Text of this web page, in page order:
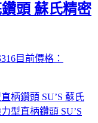
頭 蘇氏精密
316目前價格：
柄鑽頭 SU’S 蘇氏
型直柄鑽頭 SU’S